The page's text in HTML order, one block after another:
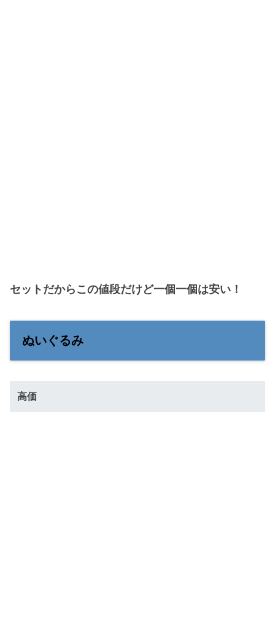
セットだからこの値段だけど一個一個は安い！
ぬいぐるみ
高価